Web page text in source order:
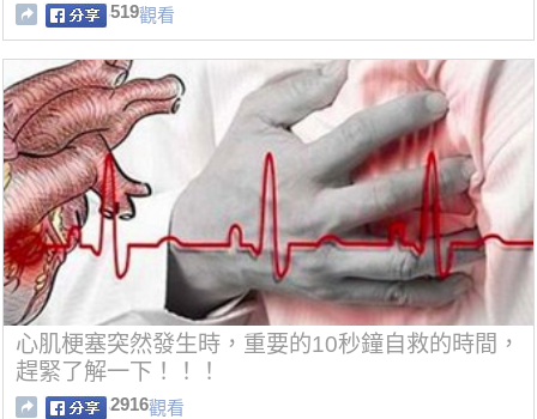
519觀看
心肌梗塞突然發生時，重要的10秒鐘自救的時間，
趕緊了解一下！！！
2916觀看